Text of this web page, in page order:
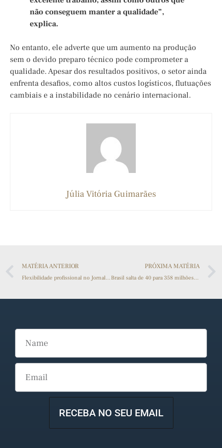
não conseguem manter a qualidade”,
explica.
No entanto, ele adverte que um aumento na produção
sem o devido preparo técnico pode comprometer a
qualidade. Apesar dos resultados positivos, o setor ainda
enfrenta desafios, como altos custos logísticos, flutuações
cambiais e a instabilidade no cenário internacional.
Júlia Vitória Guimarães
MATÉRIA ANTERIOR
Flexibilidade profissional no Jornalismo: a migração entre nichos e plataformas
PRÓXIMA MATÉRIA
Brasil salta de 40 para 358 milhões de toneladas de grãos e se consolida como celeiro do mundo
RECEBA NO SEU EMAIL